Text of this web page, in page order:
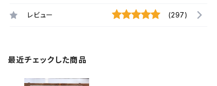
レビュー (297)
最近チェックした商品